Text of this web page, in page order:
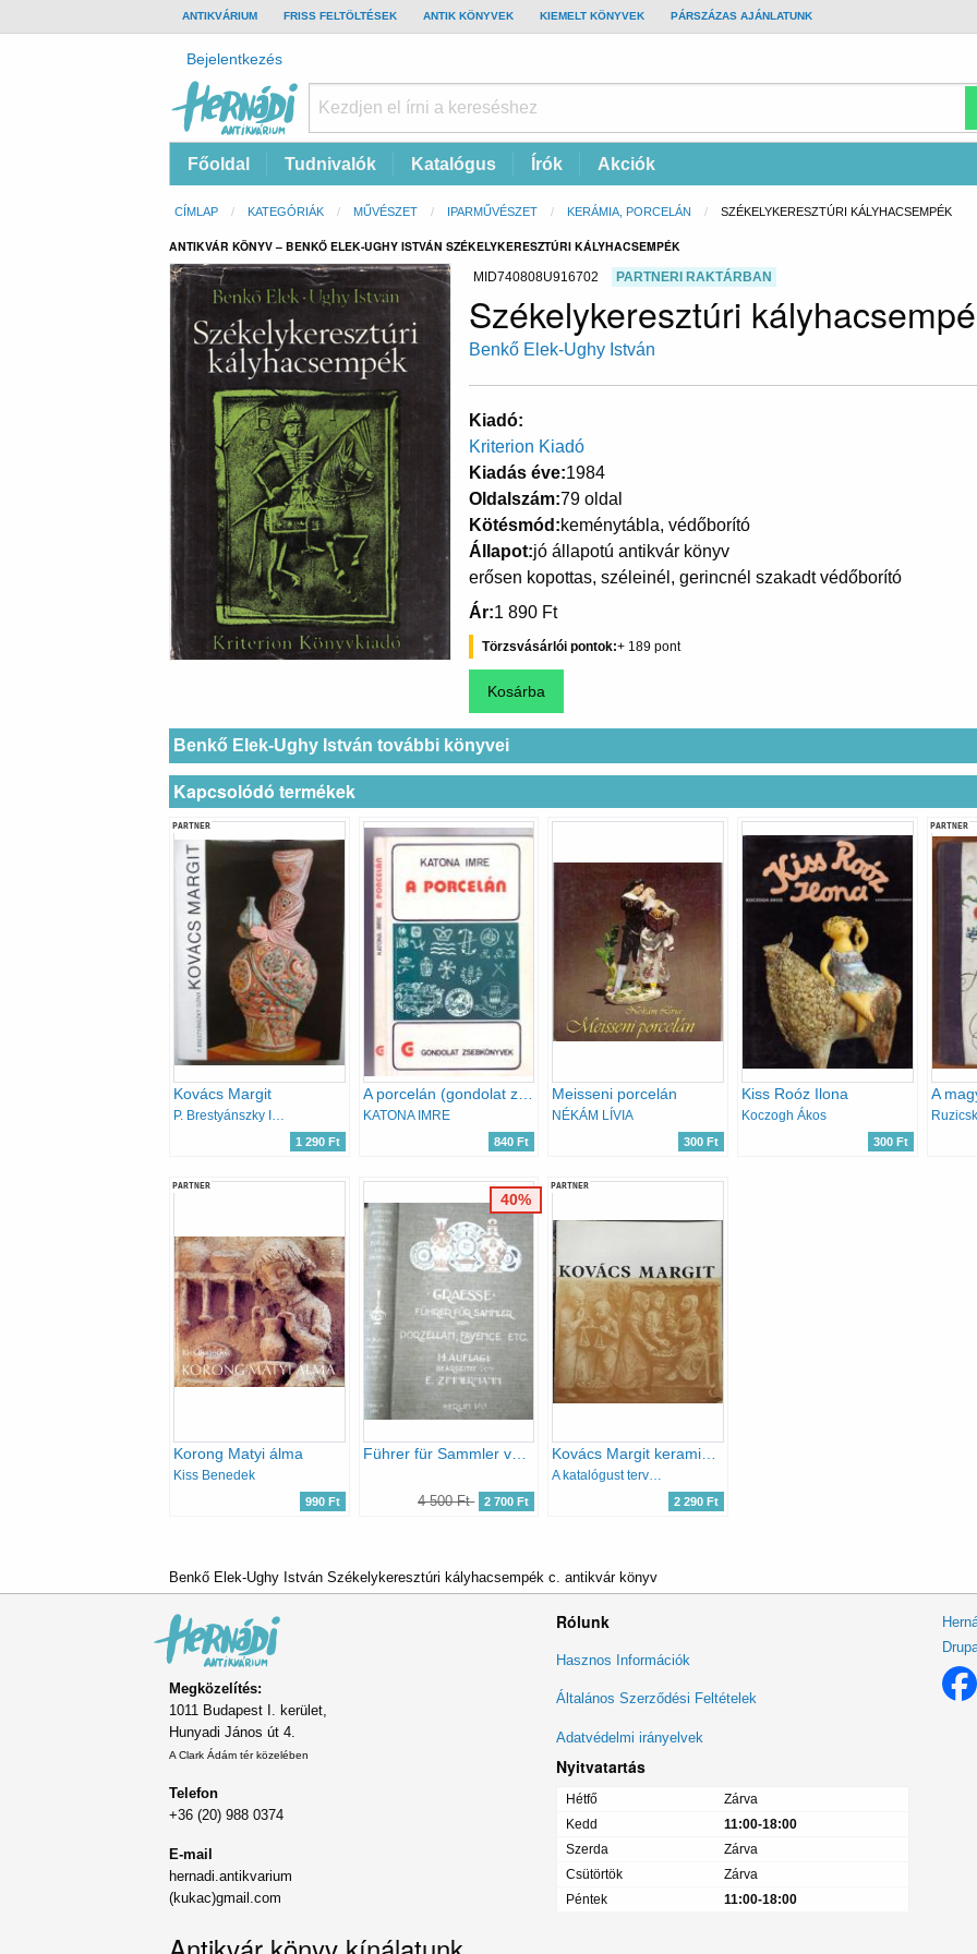
TOP
BAR
ANTIKVÁRIUM FRISS FELTÖLTÉSEK ANTIK KÖNYVEK KIEMELT KÖNYVEK PÁRSZÁZAS AJÁNLATUNK
Felhasználói
fiók
menüje
Bejelentkezés
Antikvárium
Online
Fő
navigáció
Főoldal Tudnivalók Katalógus Írók Akciók
Morzsa
CÍMLAP KATEGÓRIÁK MŰVÉSZET IPARMŰVÉSZET KERÁMIA, PORCELÁN CURRENT:
SZÉKELYKERESZTÚRI KÁLYHACSEMPÉK
ANTIKVÁR KÖNYV – BENKŐ ELEK-UGHY ISTVÁN SZÉKELYKERESZTÚRI KÁLYHACSEMPÉK
MID740808U916702 PARTNERI RAKTÁRBAN
Székelykeresztúri
Benkő Elek-Ughy István
Kiadó
Kriterion Kiadó
Kiadás éve 1984
Oldalszám 79 oldal
Kötésmód keménytábla, védőborító
Állapot jó állapotú antikvár könyv
erősen kopottas, széleinél, gerincnél szakadt védőborító
Ár 1 890 Ft
Törzsvásárlói pontok 189
Benkő Elek-Ughy István további könyvei
Kapcsolódó termékek
PARTNER
Kovács Margit
P. Brestyánszky Ilona
1 290 Ft
A porcelán (gondolat zsebkönyvek)
KATONA IMRE
840 Ft
Meisseni porcelán
NÉKÁM LÍVIA
300 Ft
Kiss Roóz Ilona
Koczogh Ákos
300 Ft
PARTNER
PARTNER
Korong Matyi álma
Kiss Benedek
990 Ft
Führer für Sammler von Porzellan und Fayence
4 500 Ft 2 700 Ft
40%
PARTNER
A katalógust tervezte: Katona László FOTÓ Escher Károly
2 290 Ft
Benkő Elek-Ughy István Székelykeresztúri kályhacsempék c. antikvár könyv
Megközelítés:
1011 Budapest I. kerület,
Hunyadi János út 4.
A Clark Ádám tér közelében
Telefon
+36 (20) 988 0374
E-mail
hernadi.antikvarium
(kukac)gmail.com
Rólunk
Lábléc
menü
Hasznos Információk
Általános Szerződési Feltételek
Adatvédelmi irányelvek
Nyitvatartás
Hétfő
Zárva
Kedd
11:00-18:00
Szerda
Zárva
Csütörtök
Zárva
Péntek
11:00-18:00